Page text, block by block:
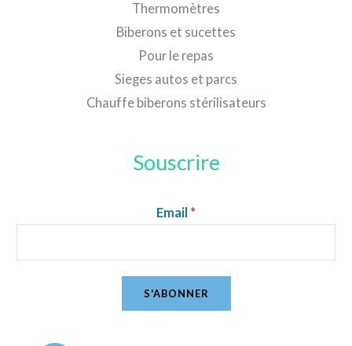
Thermomètres
Biberons et sucettes
Pour le repas
Sieges autos et parcs
Chauffe biberons stérilisateurs
Souscrire
Email *
S'ABONNER